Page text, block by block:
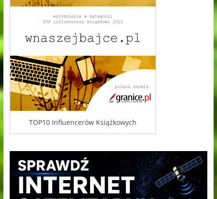
TOP10 Influencerów Książkowych